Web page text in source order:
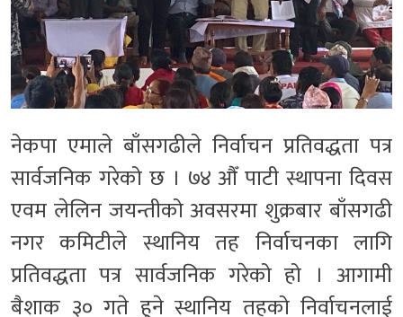
नेकपा एमाले बाँसगढीले निर्वाचन प्रतिवद्धता पत्र
सार्वजनिक गरेको छ । ७४ औँ पाटी स्थापना दिवस
एवम लेलिन जयन्तीको अवसरमा शुक्रबार बाँसगढी
नगर कमिटीले स्थानिय तह निर्वाचनका लागि
प्रतिवद्धता पत्र सार्वजनिक गरेको हो । आगामी
बैशाक ३० गते हुने स्थानिय तहको निर्वाचनलाई